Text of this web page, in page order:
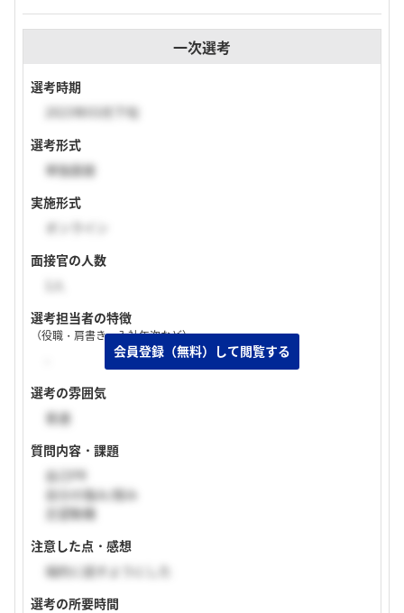
一次選考
選考時期
2023年03月下旬
選考形式
単独面接
実施形式
オンライン
面接官の人数
選考担当者の特徴
（役職・肩書き・入社年次など）
選考の雰囲気
普通
質問内容・課題
自己PR
自分の強み/弱み
志望動機
注意した点・感想
端的に話すようにした
選考の所要時間